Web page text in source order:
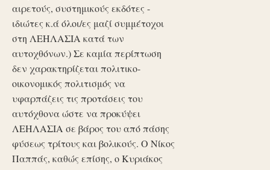
αιρετούς, συστημικούς εκδότες -
ιδιώτες κ.ά όλοι/ες μαζί συμμέτοχοι
στη ΛΕΗΛΑΣΙΑ κατά των
αυτοχθόνων.) Σε καμία περίπτωση
δεν χαρακτηρίζεται πολιτικο-
οικονομικός πολιτισμός να
υφαρπάζεις τις προτάσεις του
αυτόχθονα ώστε να προκύψει
ΛΕΗΛΑΣΙΑ σε βάρος του από πάσης
φύσεως τρίτους και βολικούς. Ο Νίκος
Παππάς, καθώς επίσης, ο Κυριάκος